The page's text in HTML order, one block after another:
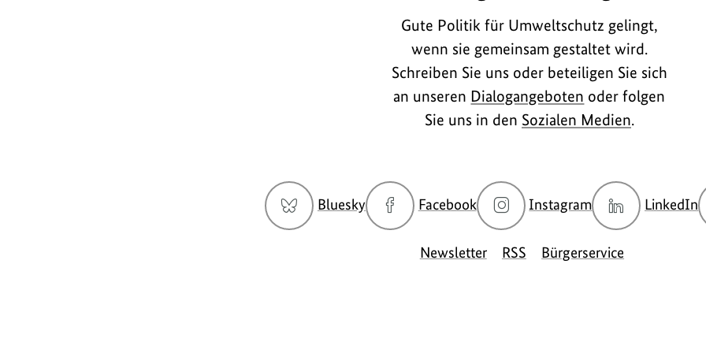
Gute Politik für Umweltschutz gelingt,
wenn sie gemeinsam gestaltet wird.
Schreiben Sie uns oder beteiligen Sie sich
an unseren Dialogangeboten oder folgen
Sie uns in den Sozialen Medien.
Bluesky
zur
Bluesky-
Seite
Facebook
zur
Facebook-
Seite
des
Instagram
zur
Instagram-
Seite
des
LinkedIn
Newsletter RSS Bürgerservice